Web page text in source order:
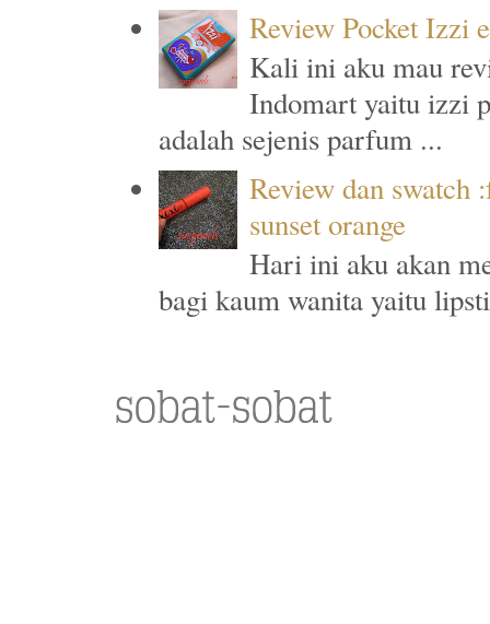
Review Pocket Izzi
Kali ini aku mau
Indomart yaitu izzi
adalah sejenis parfum ...
Review dan swatch
sunset orange
Hari ini aku akan
bagi kaum wanita yaitu